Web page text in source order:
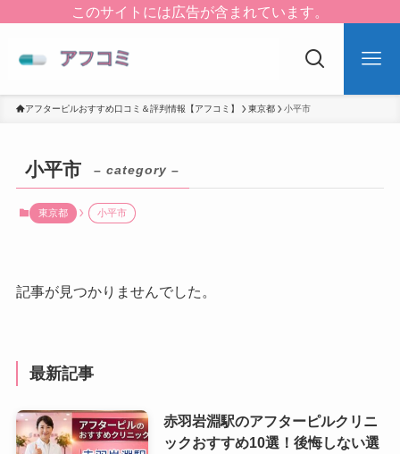
このサイトには広告が含まれています。
アフターピルおすすめ口コミ＆評判情報【アフコミ】 東京都 小平市
小平市 – category –
東京都 小平市
記事が見つかりませんでした。
最新記事
赤羽岩淵駅のアフターピルクリニ
ックおすすめ10選！後悔しない選